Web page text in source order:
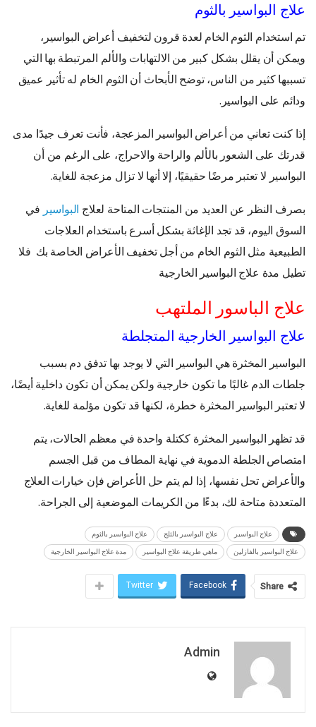
علاج البواسير بالثوم
تم استخدام الثوم الخام لعدة قرون لتخفيف أعراض البواسير،
ويمكن أن يقلل بشكل كبير من الالتهابات والألم المرتبطة بها التي
تسببها كثير من الناس، توضح الأبحاث أن الثوم الخام له تأثير عميق
ودائم على البواسير.
إذا كنت تعاني من أعراض البواسير المزعجة، فأنت تعرف جيدًا مدى
قدرتك على الشعور بالألم والراحة والاحراج، على الرغم من أن
البواسير لا تعتبر مرضًا حقيقيًا، إلا أنها لا تزال مزعجة للغاية.
بصرف النظر عن العديد من المنتجات المتاحة لعلاج البواسير في
السوق اليوم، قد تجد الإغاثة بشكل أسرع باستخدام العلاجات
الطبيعية مثل الثوم الخام من أجل تخفيف الأعراض الخاصة بك فلا
تطيل مدة علاج البواسير الخارجية
علاج الباسور الملتهب
علاج البواسير الخارجية المتجلطة
البواسير المخثرة هي البواسير التي لا يوجد بها تدفق دم بسبب
جلطات الدم غالبًا ما تكون خارجية ولكن يمكن أن تكون داخلية أيضًا،
لا تعتبر البواسير المخثرة خطرة، لكنها قد تكون مؤلمة للغاية.
قد تظهر البواسير المخثرة ككتلة واحدة في معظم الحالات، يتم
امتصاص الجلطة الدموية في نهاية المطاف من قبل الجسم
والأعراض تحل نفسها، إذا لم يتم حل الأعراض فإن خيارات العلاج
المتعددة متاحة لك، بدءًا من الكريمات الموضعية إلى الجراحة.
علاج البواسير علاج البواسير بالثلج علاج البواسير بالثوم
علاج البواسير بالفازلين ماهي طريقة علاج البواسير مدة علاج البواسير الخارجية
Share
Facebook
Twitter
Admin